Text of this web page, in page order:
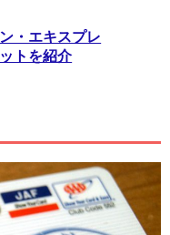
・エキスプレ
トを紹介